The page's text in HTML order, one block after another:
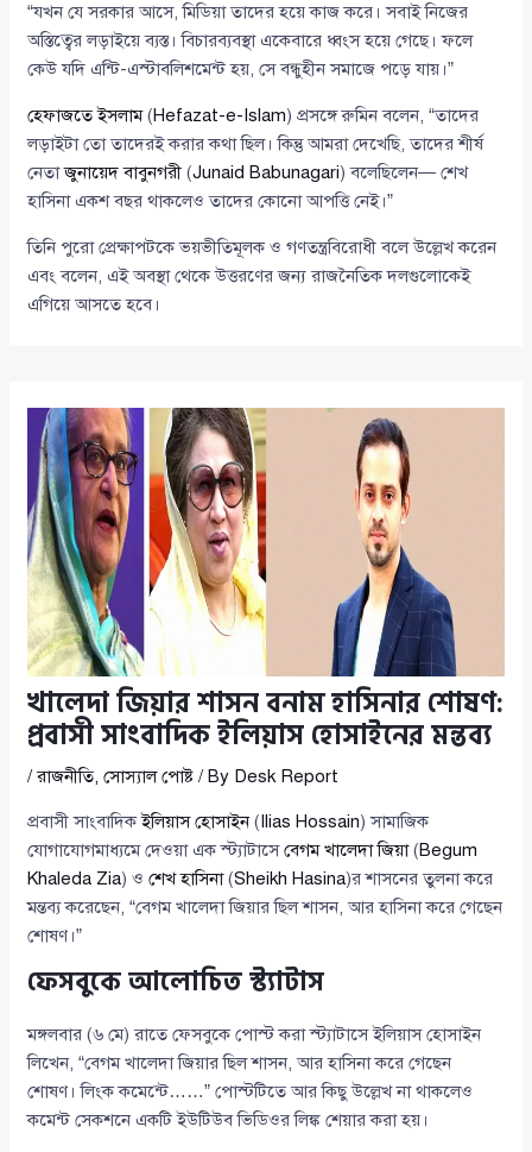
“যখন যে সরকার আসে, মিডিয়া তাদের হয়ে কাজ করে। সবাই নিজের
অস্তিত্বের লড়াইয়ে ব্যস্ত। বিচারব্যবস্থা একেবারে ধ্বংস হয়ে গেছে। ফলে
কেউ যদি এন্টি-এস্টাবলিশমেন্ট হয়, সে বন্ধুহীন সমাজে পড়ে যায়।”
হেফাজতে ইসলাম(Hefazat-e-Islam) প্রসঙ্গে রুমিন বলেন, “তাদের
লড়াইটা তো তাদেরই করার কথা ছিল। কিন্তু আমরা দেখেছি, তাদের শীর্ষ
নেতাজুনায়েদ বাবুনগরী (Junaid Babunagari) বলেছিলেন— শেখ
হাসিনা একশ বছর থাকলেও তাদের কোনো আপত্তি নেই।”
তিনি পুরো প্রেক্ষাপটকে ভয়ভীতিমূলক ও গণতন্ত্রবিরোধী বলে উল্লেখ করেন
এবং বলেন, এই অবস্থা থেকে উত্তরণের জন্য রাজনৈতিক দলগুলোকেই
এগিয়ে আসতে হবে।
খালেদা জিয়ার শাসন বনাম হাসিনার শোষণ:
প্রবাসী সাংবাদিক ইলিয়াস হোসাইনের মন্তব্য
/রাজনীতি,সোস্যাল পোষ্ট / By Desk Report
প্রবাসী সাংবাদিকইলিয়াস হোসাইন( Ilias Hossain) সামাজিক
যোগাযোগমাধ্যমে দেওয়া এক স্ট্যাটাসেবেগম খালেদা জিয়া(Begum
Khaleda Zia) ওশেখ হাসিনা(Sheikh Hasina)র শাসনের তুলনা করে
মন্তব্য করেছেন, “বেগম খালেদা জিয়ার ছিল শাসন, আর হাসিনা করে গেছেন
শোষণ।”
ফেসবুকে আলোচিত স্ট্যাটাস
মঙ্গলবার (৬ মে) রাতে ফেসবুকে পোস্ট করা স্ট্যাটাসে ইলিয়াস হোসাইন
লিখেন, “বেগম খালেদা জিয়ার ছিল শাসন, আর হাসিনা করে গেছেন
শোষণ। লিংক কমেন্টে……” পোস্টটিতে আর কিছু উল্লেখ না থাকলেও
কমেন্ট সেকশনে একটি ইউটিউব ভিডিওর লিঙ্ক শেয়ার করা হয়।